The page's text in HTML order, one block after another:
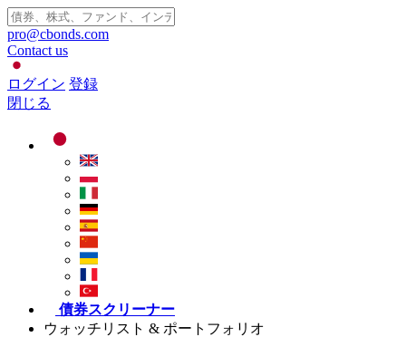
pro@cbonds.com
Contact us
ログイン 登録
閉じる
債券スクリーナー
ウォッチリスト & ポートフォリオ